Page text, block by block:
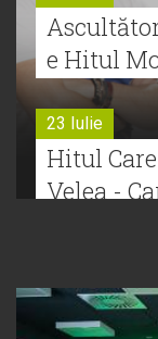
e Hitul
23 Iulie
Hitul
Velea -
Bătălie
Verii: